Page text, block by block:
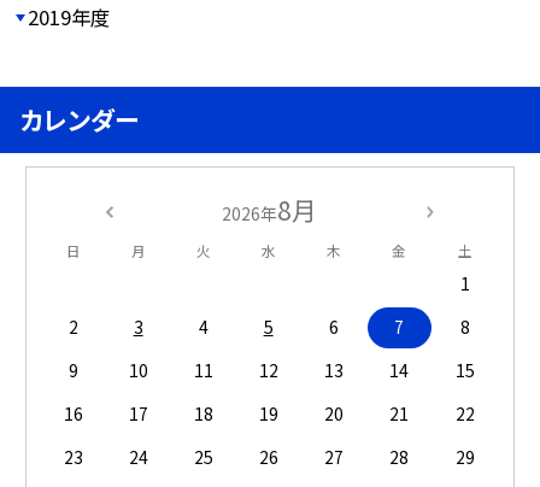
2019年度
カレンダー
2026年8月
日 月 火 水 木 金 土
1
2
3 4 5 6 7
8
9
10 11 12 13 14
15
16
17 18 19 20 21
22
23
24 25 26 27 28
29